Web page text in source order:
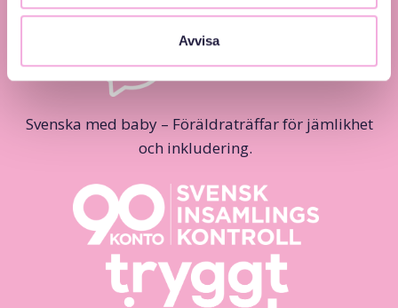
Avvisa
Svenska med baby – Föräldraträffar för jämlikhet
och inkludering.